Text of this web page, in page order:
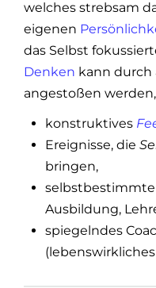
welches strebsam
eigenen
das Selbst
Denken kann durch
angestoßen
konstruktives
Ereignisse, die
bringen,
Ausbildung,
spiegelndes
(lebenswirkliches